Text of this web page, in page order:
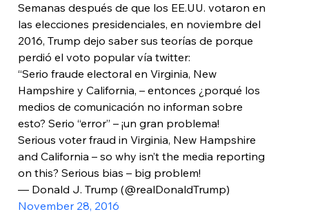
Semanas después de que los EE.UU. votaron en
las elecciones presidenciales, en noviembre del
2016, Trump dejo saber sus teorías de porque
perdió el voto popular vía twitter:
“Serio fraude electoral en Virginia, New
Hampshire y California, – entonces ¿porqué los
medios de comunicación no informan sobre
esto? Serio “error” – ¡un gran problema!
Serious voter fraud in Virginia, New Hampshire
and California – so why isn’t the media reporting
on this? Serious bias – big problem!
— Donald J. Trump (@realDonaldTrump)
November 28, 2016